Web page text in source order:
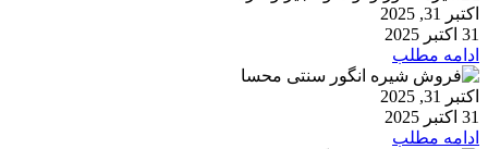
اکتبر 31, 2025
31 اکتبر 2025
ادامه مطلب
اکتبر 31, 2025
31 اکتبر 2025
ادامه مطلب